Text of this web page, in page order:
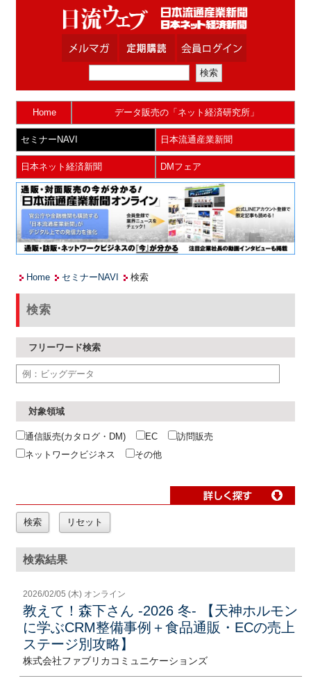
Home データ販売の「ネット経済研究所」
セミナーNAVI 日本流通産業新聞
日本ネット経済新聞 DMフェア
Home セミナーNAVI 検索
検索
フリーワード検索
対象領域
通信販売(カタログ・DM) EC
訪問販売
ネットワークビジネス
その他
検索結果
2026/02/05 (木) オンライン
教えて！森下さん -2026 冬- 【天神ホルモン
に学ぶCRM整備事例＋食品通販・ECの売上
ステージ別攻略】
株式会社ファブリカコミュニケーションズ